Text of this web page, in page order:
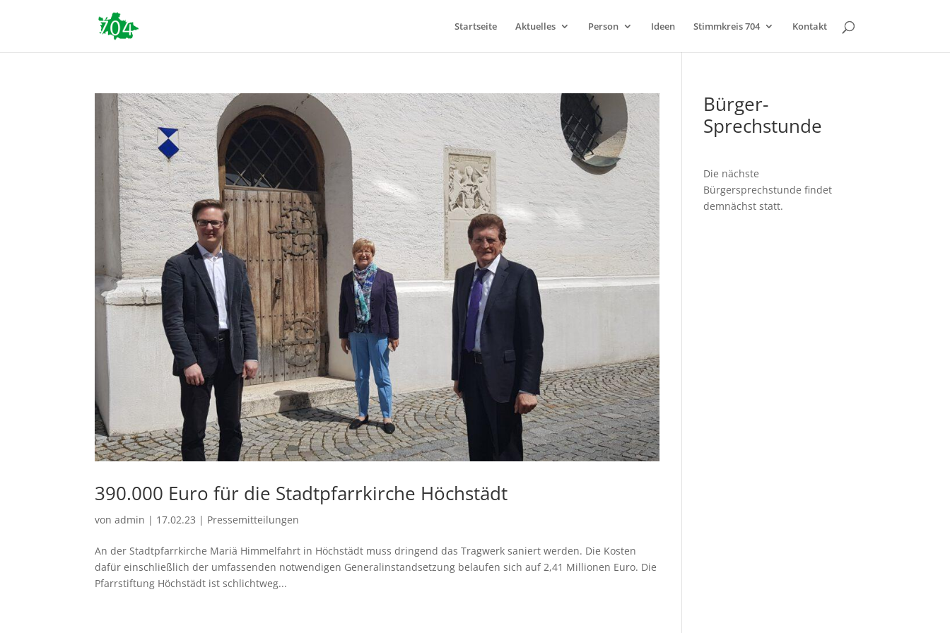
Startseite Aktuelles Person Ideen Stimmkreis 704 Kontakt
390.000 Euro für die Stadtpfarrkirche Höchstädt
vonadmin | 17.02.23 | Pressemitteilungen
An der Stadtpfarrkirche Mariä Himmelfahrt in Höchstädt muss dringend das Tragwerk saniert werden. Die Kosten
dafür einschließlich der umfassenden notwendigen Generalinstandsetzung belaufen sich auf 2,41 Millionen Euro. Die
Pfarrstiftung Höchstädt ist schlichtweg...
Bürger-
Sprechstunde
Die nächste
Bürgersprechstunde findet
demnächst statt.